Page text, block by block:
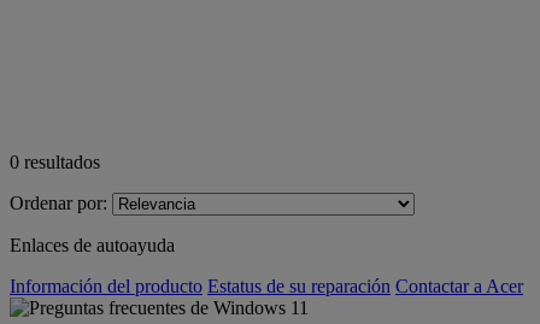
0 resultados
Ordenar por:
Enlaces de autoayuda
Información del producto Estatus de su reparación Contactar a Acer